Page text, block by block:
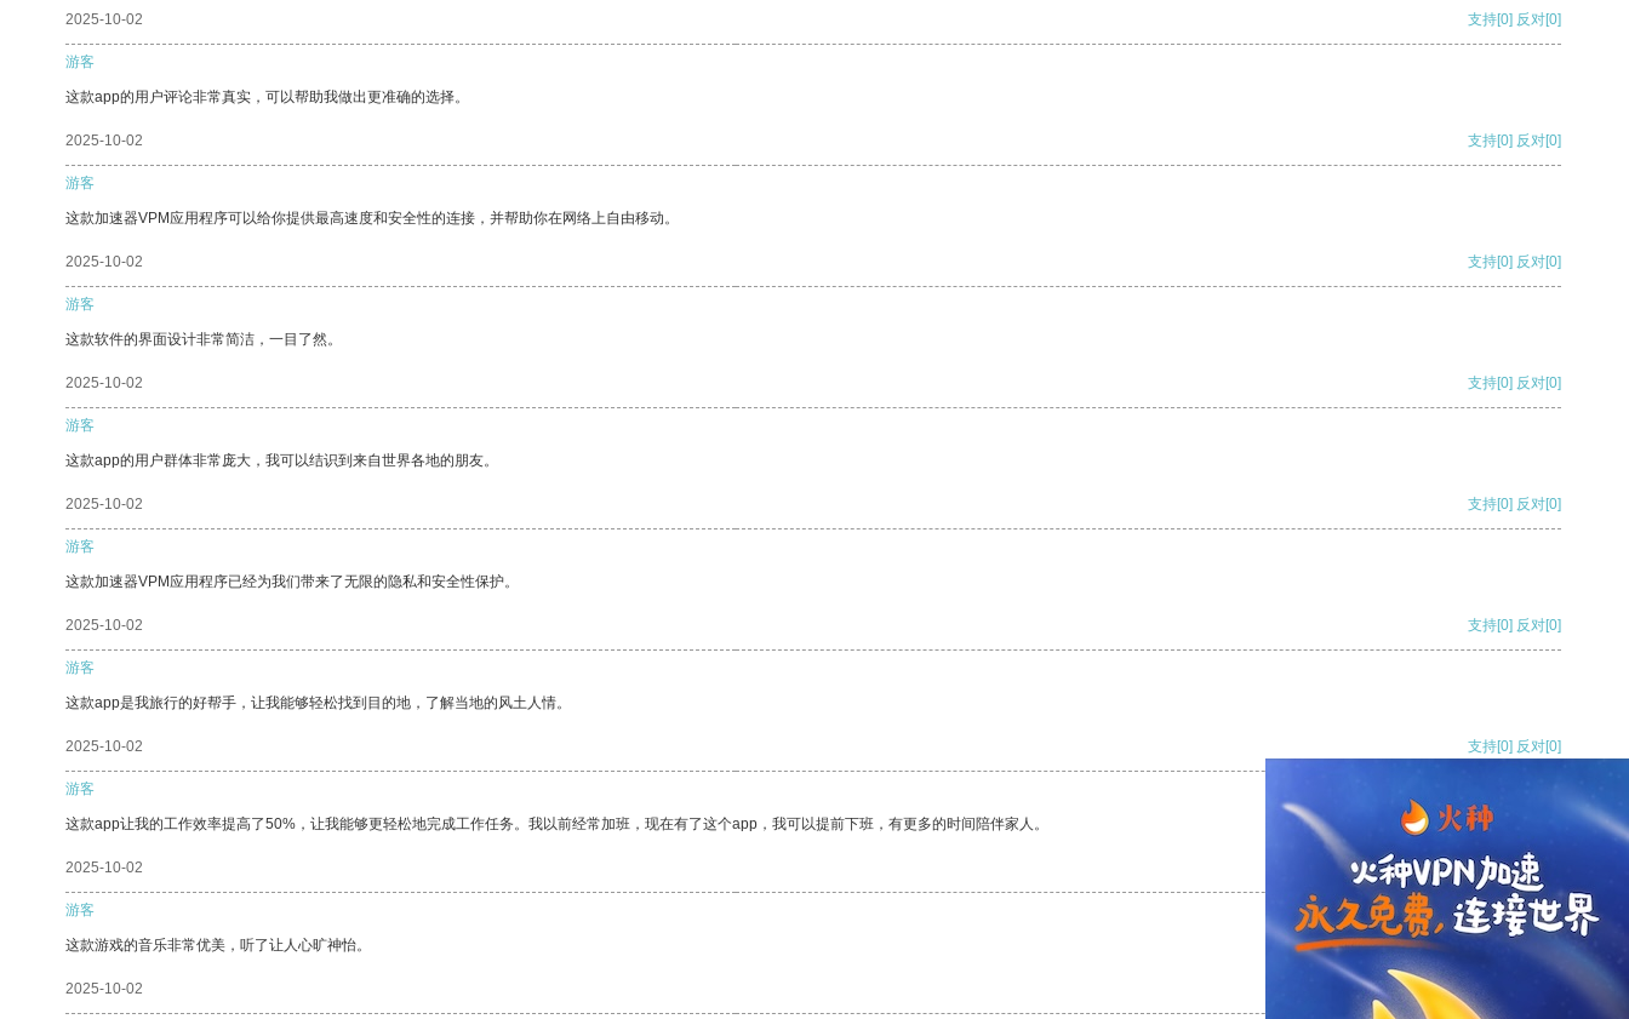
2025-10-02 支持[0] 反对[0]
游客
这款app的用户评论非常真实，可以帮助我做出更准确的选择。
2025-10-02 支持[0] 反对[0]
游客
这款加速器VPM应用程序可以给你提供最高速度和安全性的连接，并帮助你在网络上自由移动。
2025-10-02 支持[0] 反对[0]
游客
这款软件的界面设计非常简洁，一目了然。
2025-10-02 支持[0] 反对[0]
游客
这款app的用户群体非常庞大，我可以结识到来自世界各地的朋友。
2025-10-02 支持[0] 反对[0]
游客
这款加速器VPM应用程序已经为我们带来了无限的隐私和安全性保护。
2025-10-02 支持[0] 反对[0]
游客
这款app是我旅行的好帮手，让我能够轻松找到目的地，了解当地的风土人情。
2025-10-02 支持[0] 反对[0]
游客
这款app让我的工作效率提高了50%，让我能够更轻松地完成工作任务。我以前经常加班，现在有了这个app，我可以提前下班，有更多的时间陪伴家人。
2025-10-02 支持[0] 反对
游客
这款游戏的音乐非常优美，听了让人心旷神怡。
2025-10-02 支持